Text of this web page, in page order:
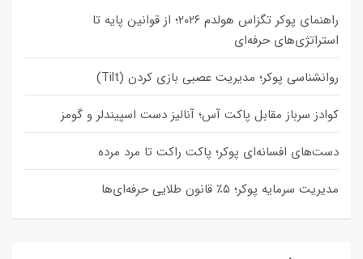
راهنمای پوکر تگزاس هولدم ۲۰۲۶؛ از قوانین پایه تا
استراتژی‌های حرفه‌ای
روانشناسی پوکر؛ مدیریت عصبی بازی کردن (Tilt)
کوادز سرباز مقابل پاکت آس؛ آنالیز دست اسپیندلر و گومز
دست‌های افسانه‌ای پوکر؛ پاکت راکت تا مرد مرده
مدیریت سرمایه پوکر؛ ۵٪ قانون طلایی حرفه‌ای‌ها